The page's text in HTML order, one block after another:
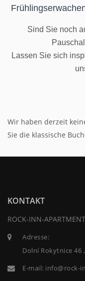
Sind Sie noch
Lassen Sie sich
Wir haben derzeit
Sie die klassische
KONTAKT
ROCK-INN-
Adresse:
Dolní Rokytnice 46
E-mail: info@rock-